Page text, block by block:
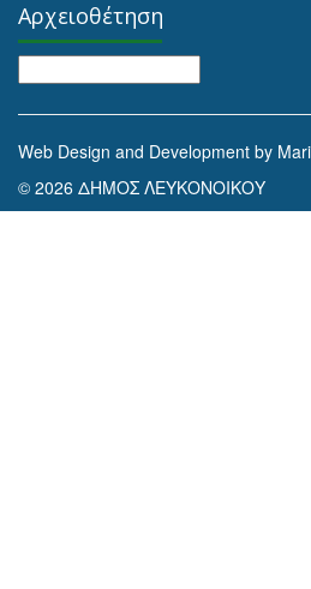
Αρχειοθέτηση
Web Design and Development by
© 2026 ΔΗΜΟΣ ΛΕΥΚΟΝΟΙΚΟΥ